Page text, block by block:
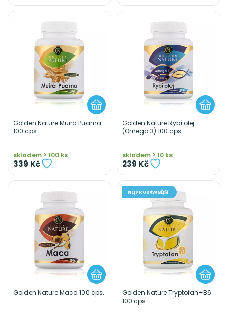
Golden Nature Muira Puama
100 cps.
skladem > 100 ks
339 Kč
Golden Nature Rybí olej
(Omega 3) 100 cps
skladem > 10 ks
239 Kč
Golden Nature Maca 100 cps.
NEJPRODÁVANĚJŠÍ
Golden Nature Tryptofan+B6
100 cps.